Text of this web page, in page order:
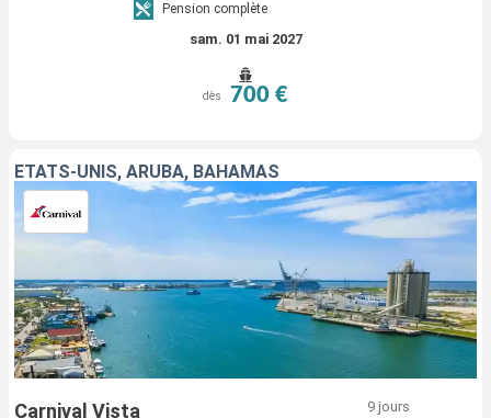
Pension complète
sam. 01 mai 2027
dès 700 €
ÉTATS-UNIS, ARUBA, BAHAMAS
Carnival Vista 9 jours